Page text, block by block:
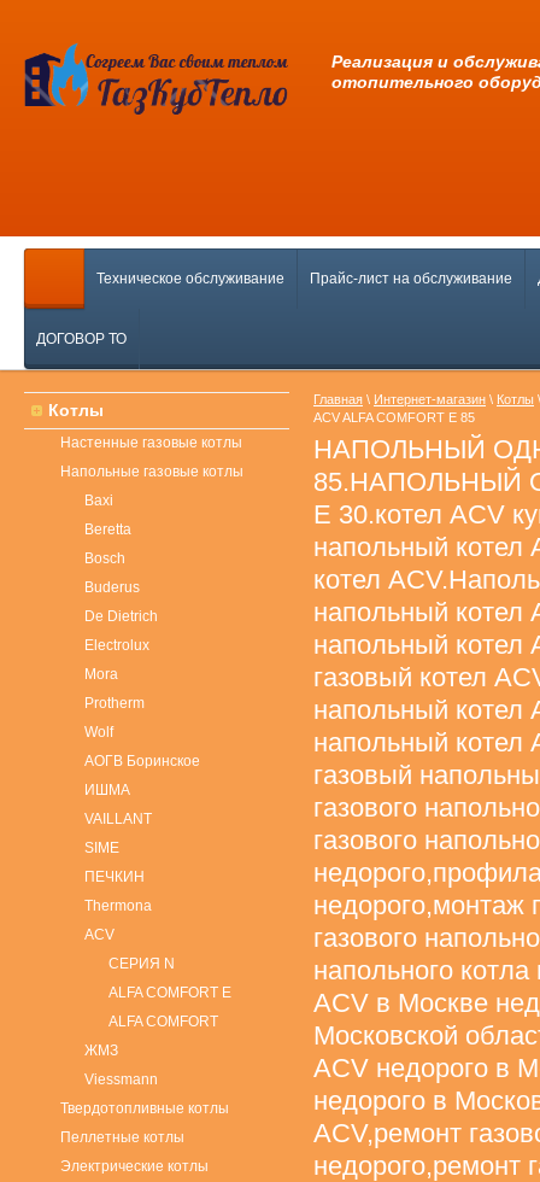
Pеализация и
отопительного
Техническое обслуживание Прайс-лист на обслуживание
ДОГОВОР ТО
Котлы
Настенные газовые котлы
Напольные газовые котлы
Baxi
Beretta
Bosch
Buderus
De Dietrich
Electrolux
Mora
Protherm
Wolf
АОГВ Боринское
ИШМА
VAILLANT
SIME
ПЕЧКИН
Thermona
ACV
СЕРИЯ N
ALFA COMFORT E
ALFA COMFORT
ЖМЗ
Viessmann
Твердотопливные котлы
Пеллетные котлы
Электрические котлы
Главная \ Интернет-магазин \ Котлы
ACV ALFA COMFORT E 85
НАПОЛЬНЫЙ
85.НАПОЛЬНЫЙ
E 30.котел ACV
напольный котел
котел
напольный котел
напольный котел
газовый котел
напольный котел
напольный котел
газовый
газового
газового
недорого,монтаж
газового
напольного
ACV в Москве
Московской
ACV недорого в
недорого в
ACV,ремонт
недорого,ремонт